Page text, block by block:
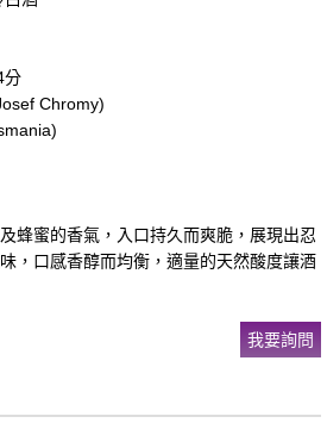
分
Chromy)
蜂蜜的香氣，入口持久而爽脆，展現出忍
，口感香醇而均衡，適量的天然酸度讓酒
我要詢問